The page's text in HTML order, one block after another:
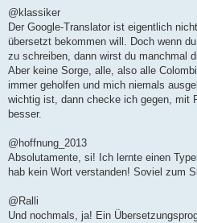
a
@klassiker
Der Google-Translator ist eigentlich
übersetzt bekommen will. Doch wenn
zu schreiben, dann wirst du manchmal
Aber keine Sorge, alle, also alle
immer geholfen und mich niemals
wichtig ist, dann checke ich gegen, mit
besser.
@hoffnung_2013
Absolutamente, si! Ich lernte einen
hab kein Wort verstanden! Soviel zum
@Ralli
Und nochmals, ja! Ein